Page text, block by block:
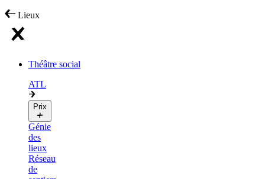
Lieux
Théâtre social
ATL
Prix
Génie
des
lieux
Réseau
de